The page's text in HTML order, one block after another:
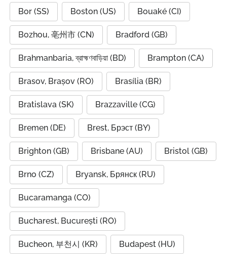
Bor (SS) Boston (US) Bouaké (CI)
Bozhou, 亳州市 (CN) Bradford (GB)
Brahmanbaria, ব্রাহ্মণবাড়িয়া (BD) Brampton (CA)
Brasov, Brașov (RO) Brasília (BR)
Bratislava (SK) Brazzaville (CG)
Bremen (DE) Brest, Брэст (BY)
Brighton (GB) Brisbane (AU) Bristol (GB)
Brno (CZ) Bryansk, Брянск (RU)
Bucaramanga (CO)
Bucharest, București (RO)
Bucheon, 부천시 (KR) Budapest (HU)